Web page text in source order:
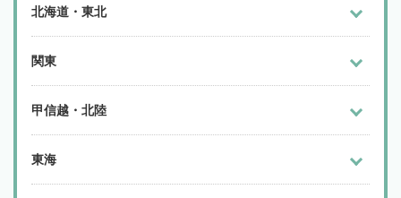
北海道・東北
関東
甲信越・北陸
東海